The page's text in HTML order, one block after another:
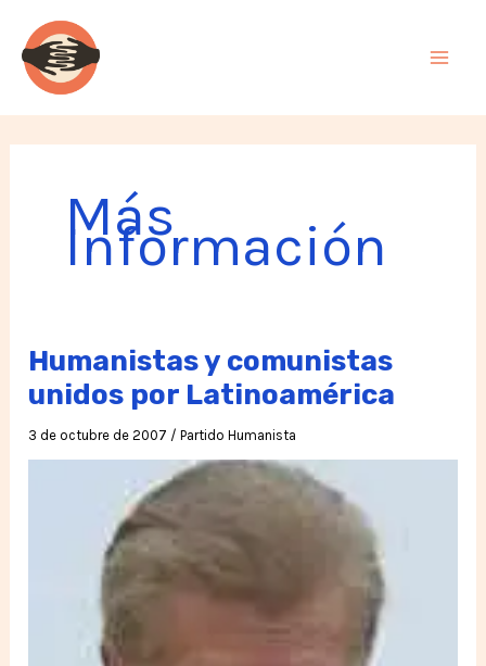
contenido
Más
Información
Humanistas y comunistas
unidos por Latinoamérica
3 de octubre de 2007 /Partido Humanista